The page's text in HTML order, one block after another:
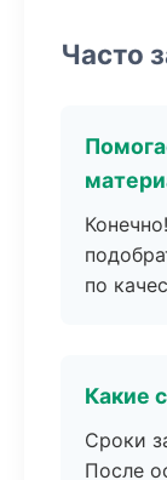
Часто
по
Какие
Сроки
После